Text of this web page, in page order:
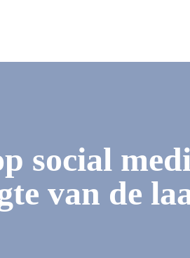
social
van de